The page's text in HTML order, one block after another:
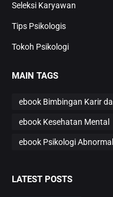
Seleksi Karyawan
Tips Psikologis
Tokoh Psikologi
MAIN TAGS
ebook Bimbingan Karir
ebook Kesehatan Mental
ebook Psikologi Abnormal
LATEST POSTS